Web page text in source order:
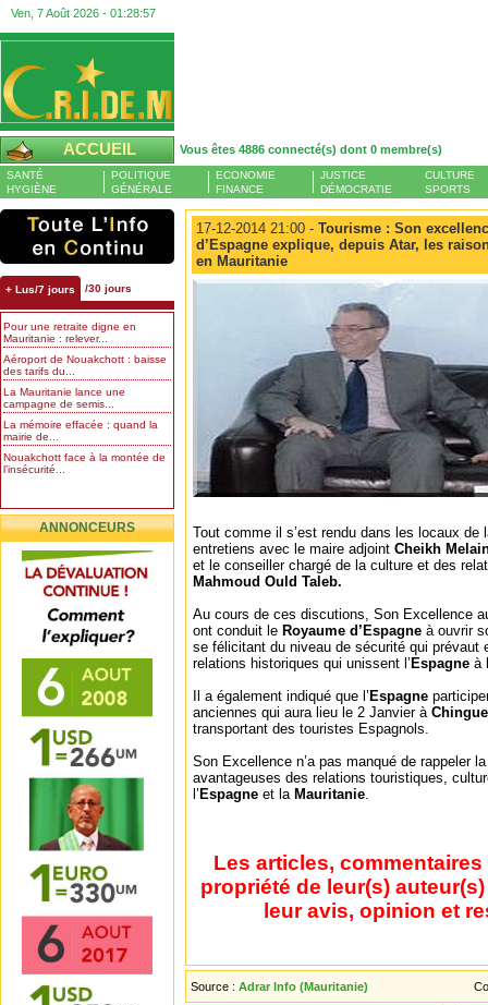
Ven, 7 Août 2026 - 01:28:58
ACCUEIL Vous êtes 4886 connecté(s) dont 0 membre(s)
SANTÉ
HYGIÈNE
POLITIQUE
GÉNÉRALE
ECONOMIE
FINANCE
JUSTICE
DÉMOCRATIE
CULTURE
SPORTS
+ Lus/7 jours /30 jours
Pour une retraite digne en
Mauritanie : relever...
Aéroport de Nouakchott : baisse
des tarifs du...
La Mauritanie lance une
campagne de semis...
La mémoire effacée : quand la
mairie de...
Nouakchott face à la montée de
l’insécurité...
ANNONCEURS
17-12-2014 21:00 - Tourisme : Son
d’Espagne explique, depuis Atar, les
en Mauritanie
Tout comme il s’est rendu dans les locaux de
entretiens avec le maire adjoint Cheikh
et le conseiller chargé de la culture et des
Mahmoud Ould Taleb.
Au cours de ces discutions, Son Excellence
ont conduit le Royaume d’Espagne à ouvrir
se félicitant du niveau de sécurité qui prévaut
relations historiques qui unissent l’ Espagne à
Il a également indiqué que l’ Espagne
anciennes qui aura lieu le 2 Janvier à
transportant des touristes Espagnols.
Son Excellence n’a pas manqué de rappeler
avantageuses des relations touristiques,
l’ Espagne et la Mauritanie.
Les articles,
propriété de leur(s)
leur avis, opinion et
Source : Adrar Info (Mauritanie)